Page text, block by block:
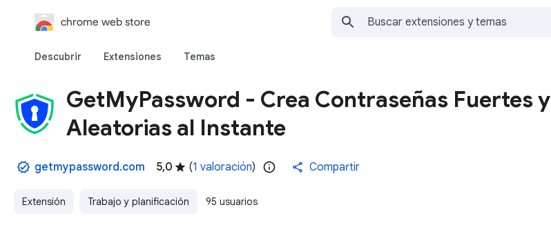
chrome web store
Descubrir Extensiones Temas
GetMyPassword - Crea Contraseñas Fuertes y
Aleatorias al Instante
getmypassword.com 5,0 (1 valoración) Compartir
Extensión Trabajo y planificación 95 usuarios